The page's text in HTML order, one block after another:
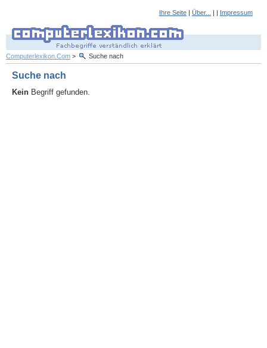
Ihre Seite | Über... | | Impressum
Computerlexikon.Com > Suche nach
Suche nach
Kein Begriff gefunden.